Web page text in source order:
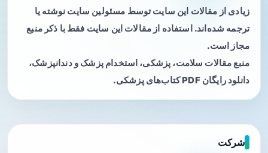
زیادی از مقالات این سایت توسط مسئولین سایت نوشته یا
ترجمه شده‌اند. استفاده از مقالات این سایت فقط با ذکر منبع
مجاز است.
منبع مقالات سلامت، پزشکی، استخدام پزشک و دندانپزشک،
دانلود رایگان PDF کتاب‌های پزشکی.
شرکت